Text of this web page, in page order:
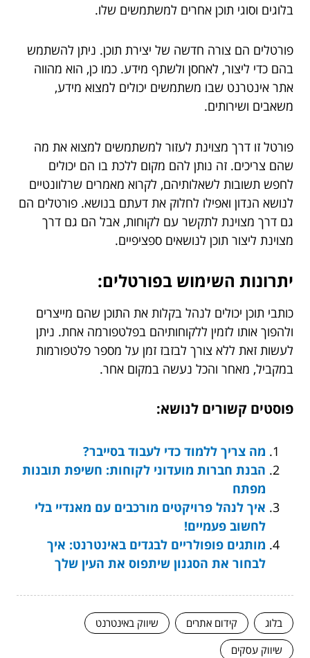
בלוגים וסוגי תוכן אחרים למשתמשים שלו.
פורטלים הם צורה חדשה של יצירת תוכן. ניתן להשתמש
בהם כדי ליצור, לאחסן ולשתף מידע. כמו כן, הוא מהווה
אתר אינטרנט שבו משתמשים יכולים למצוא מידע,
משאבים ושירותים.
פורטל זו דרך מצוינת לעזור למשתמשים למצוא את מה
שהם צריכים. זה נותן להם מקום ללכת בו הם יכולים
לחפש תשובות לשאלותיהם, לקרוא מאמרים שרלוונטיים
לנושא הנדון ואפילו לחלוק את דעתם בנושא. פורטלים הם
גם דרך מצוינת לתקשר עם לקוחות, אבל הם גם דרך
מצוינת ליצור תוכן לנושאים ספציפיים.
יתרונות השימוש בפורטלים:
כותבי תוכן יכולים לנהל בקלות את התוכן שהם מייצרים
ולהפוך אותו לזמין ללקוחותיהם בפלטפורמה אחת. ניתן
לעשות זאת ללא צורך לבזבז זמן על מספר פלטפורמות
במקביל, מאחר והכל נעשה במקום אחר.
פוסטים קשורים לנושא:
מה צריך ללמוד כדי לעבוד בסייבר?
הבנת חברות מועדוני לקוחות: חשיפת תובנות
מפתח
איך לנהל פרויקטים מורכבים עם מאנדיי בלי
לחשוב פעמיים!
מותגים פופולריים לבגדים באינטרנט: איך
לבחור את הסגנון שיתפוס את העין שלך
בלוג קידום אתרים
שיווק באינטרנט
שיווק עסקים